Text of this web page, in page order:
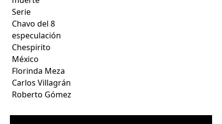
Serie
Chavo del 8
especulación
Chespirito
México
Florinda Meza
Carlos Villagrán
Roberto Gómez